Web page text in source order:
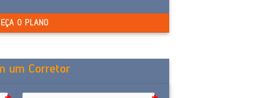
O PLANO
um Corretor